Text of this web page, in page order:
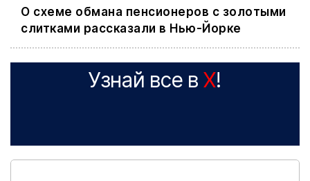
О схеме обмана пенсионеров с золотыми
слитками рассказали в Нью-Йорке
Узнай все в X!